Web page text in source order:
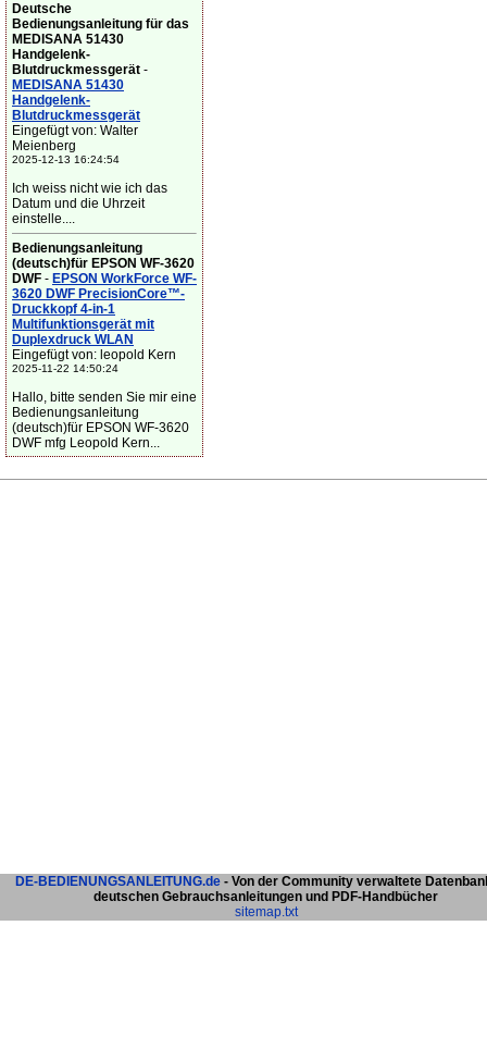
Deutsche
Bedienungsanleitung für das
MEDISANA 51430
Handgelenk-
Blutdruckmessgerät -
MEDISANA 51430
Handgelenk-
Blutdruckmessgerät
Eingefügt von: Walter
Meienberg
2025-12-13 16:24:54
Ich weiss nicht wie ich das
Datum und die Uhrzeit
einstelle....
Bedienungsanleitung
(deutsch)für EPSON WF-3620
DWF - EPSON WorkForce WF-
3620 DWF PrecisionCore™-
Druckkopf 4-in-1
Multifunktionsgerät mit
Duplexdruck WLAN
Eingefügt von: leopold Kern
2025-11-22 14:50:24
Hallo, bitte senden Sie mir eine
Bedienungsanleitung
(deutsch)für EPSON WF-3620
DWF mfg Leopold Kern...
DE-BEDIENUNGSANLEITUNG.de - Von der Community verwaltete
deutschen Gebrauchsanleitungen und PDF-Handbücher
sitemap.txt